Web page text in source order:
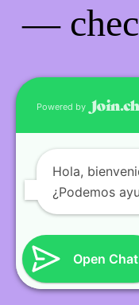
—
Powered by
Hola,
¿Podemos
Open Chat